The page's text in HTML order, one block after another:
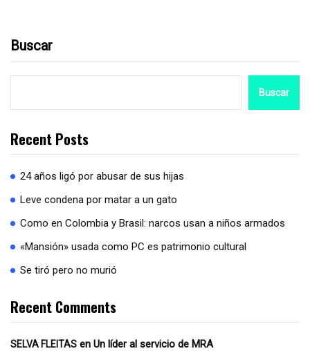
Buscar
Buscar
Recent Posts
24 años ligó por abusar de sus hijas
Leve condena por matar a un gato
Como en Colombia y Brasil: narcos usan a niños armados
«Mansión» usada como PC es patrimonio cultural
Se tiró pero no murió
Recent Comments
SELVA FLEITAS en Un líder al servicio de MRA